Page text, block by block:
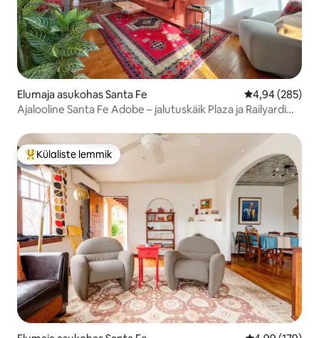
Elumaja asukohas Santa Fe Keskmine
4,94 (285)
Ajalooline Santa Fe Adobe – jalutuskäik Plaza ja Railyardi
Külaliste suur lemmik
Külaliste lemmik